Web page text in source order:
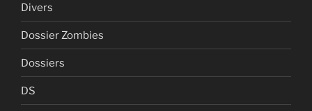
Divers
Dossier Zombies
Dossiers
DS